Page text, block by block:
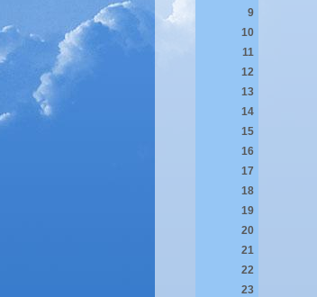
9
10
11
12
13
14
15
16
17
18
19
20
21
22
23